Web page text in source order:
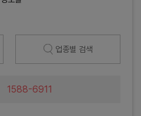
업종별 검색
1588-6911